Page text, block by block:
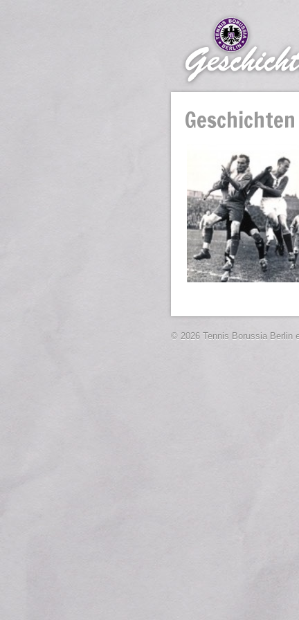
© 2026 Tennis Borussia Berlin